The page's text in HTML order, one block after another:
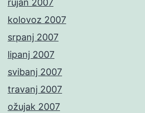
rujan 2007
kolovoz 2007
srpanj 2007
lipanj 2007
svibanj 2007
travanj 2007
ožujak 2007